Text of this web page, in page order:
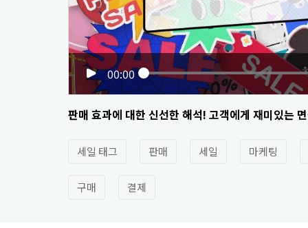
00:00
판매 효과에 대한 신선한 해석! 고객에게 재미있는
세일 태그 판매 세일 마케팅
구매 결제